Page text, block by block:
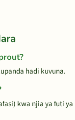
hadi kuvuna.
kwa njia ya futi